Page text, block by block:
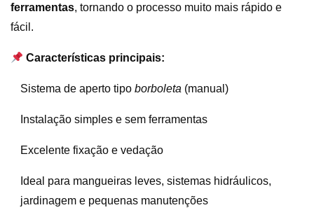
ferramentas, tornando o processo muito mais rápido e
fácil.
Características principais:
Sistema de aperto tipoborboleta (manual)
Instalação simples e sem ferramentas
Excelente fixação e vedação
Ideal para mangueiras leves, sistemas hidráulicos,
jardinagem e pequenas manutenções